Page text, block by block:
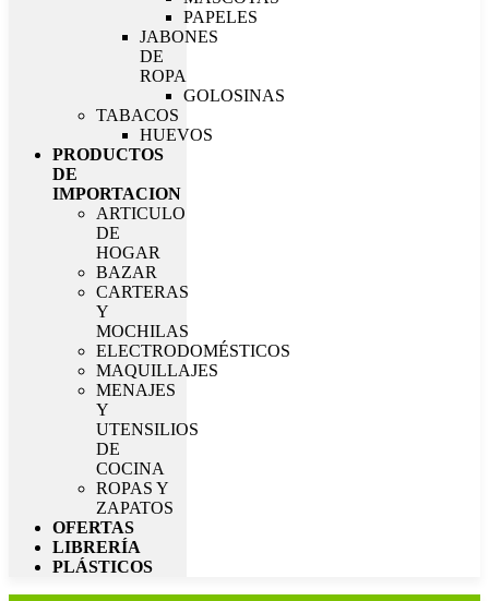
PAPELES
JABONES
DE
ROPA
GOLOSINAS
TABACOS
HUEVOS
PRODUCTOS
DE
IMPORTACION
ARTICULO
DE
HOGAR
BAZAR
CARTERAS
Y
MOCHILAS
ELECTRODOMÉSTICOS
MAQUILLAJES
MENAJES
Y
UTENSILIOS
DE
COCINA
ROPAS Y
ZAPATOS
OFERTAS
LIBRERÍA
PLÁSTICOS